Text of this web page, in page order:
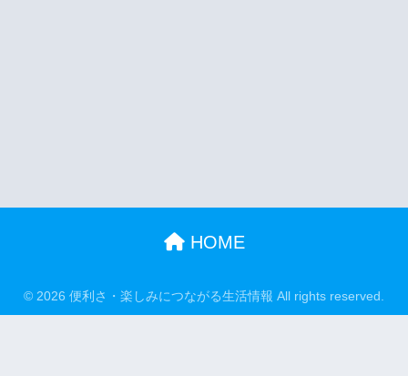
HOME
© 2026 便利さ・楽しみにつながる生活情報 All rights reserved.